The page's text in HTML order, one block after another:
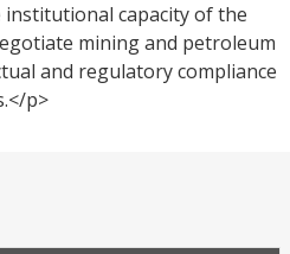
capacity of the
mining and petroleum
and regulatory compliance
p>